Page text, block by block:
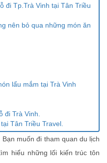
đi Tp.Trà Vinh tại Tân Triều
nên bỏ qua những món ăn
lẩu mắm tại Trà Vinh
đi Trà Vinh.
Tân Triều Travel.
Bạn muốn đi tham quan du lịch
hiểu những lối kiến trúc tôn